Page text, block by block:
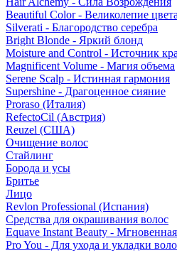
Beautiful Color - Великолепие цвета
Silverati - Благородство серебра
Bright Blonde - Яркий блонд
Moisture and Control - Источник
Magnificent Volume - Магия объема
Serene Scalp - Истинная гармония
Supershine - Драгоценное сияние
Proraso (Италия)
RefectoCil (Австрия)
Reuzel (США)
Очищение волос
Стайлинг
Борода и усы
Бритье
Лицо
Revlon Professional (Испания)
Средства для окрашивания волос
Equave Instant Beauty -
Pro You - Для ухода и укладки